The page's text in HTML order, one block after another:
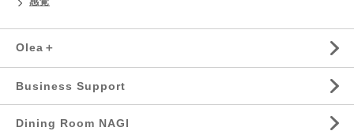
Olea＋
Business Support
Dining Room NAGI